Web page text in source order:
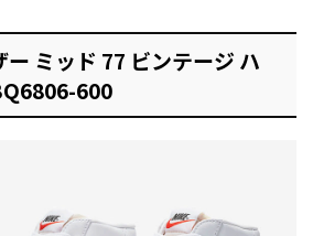
ー ミッド 77 ビンテージ ハ
600